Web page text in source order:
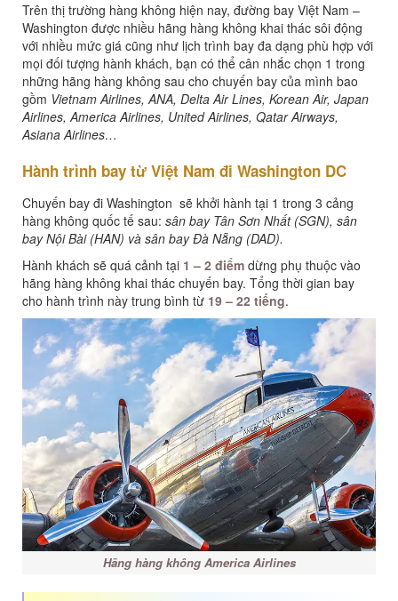
Trên thị trường hàng không hiện nay, đường bay Việt Nam –
Washington được nhiều hãng hàng không khai thác sôi động
với nhiều mức giá cũng như lịch trình bay đa dạng phù hợp với
mọi đối tượng hành khách, bạn có thể cân nhắc chọn 1 trong
những hãng hàng không sau cho chuyến bay của mình bao
gồm Vietnam Airlines, ANA, Delta Air Lines, Korean Air, Japan
Airlines, America Airlines, United Airlines, Qatar Airways,
Asiana Airlines…
Hành trình bay từ Việt Nam đi Washington DC
Chuyến bay đi Washington sẽ khởi hành tại 1 trong 3 cảng
hàng không quốc tế sau: sân bay Tân Sơn Nhất (SGN), sân
bay Nội Bài (HAN) và sân bay Đà Nẵng (DAD).
Hành khách sẽ quá cảnh tại 1 – 2 điểm dừng phụ thuộc vào
hãng hàng không khai thác chuyến bay. Tổng thời gian bay
cho hành trình này trung bình từ 19 – 22 tiếng.
Hãng hàng không America Airlines